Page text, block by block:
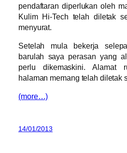
pendaftaran diperlukan oleh
Kulim Hi-Tech telah diletak
menyurat.
Setelah mula bekerja
barulah saya perasan yang
perlu dikemaskini. Alamat
halaman memang telah diletak
(more…)
14/01/2013